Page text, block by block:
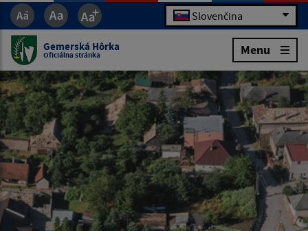
Slovenčina
Gemerská Hôrka
Oficiálna stránka Menu